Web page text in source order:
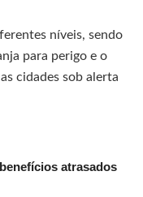
níveis, sendo
para perigo e o
cidades sob alerta
atrasados